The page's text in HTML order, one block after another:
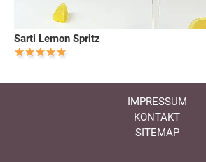
Sarti Lemon Spritz
IMPRESSUM
KONTAKT
SITEMAP